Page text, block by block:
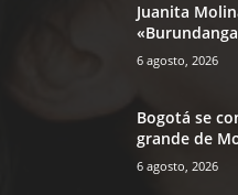
Juanita
6 agosto, 2026
Bogotá se
grande de
6 agosto, 2026